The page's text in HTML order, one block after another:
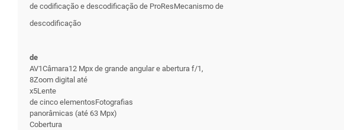
de codificação e descodificação de ProResMecanismo de
descodificação
de
AV1Câmara12 Mpx de grande angular e abertura f/1,
8Zoom digital até
x5Lente
de cinco elementosFotografias
panorâmicas (até 63 Mpx)
Cobertura